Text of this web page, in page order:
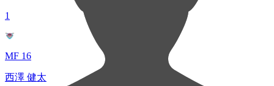
1
MF 16
西澤 健太